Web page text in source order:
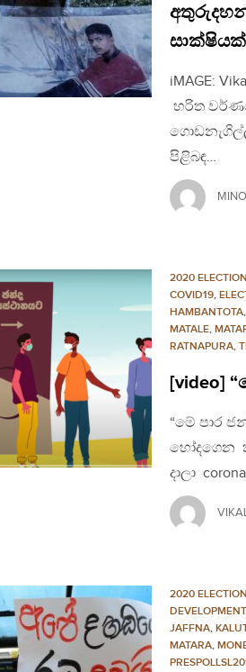
සාක්ෂියක්
iMAGE:
හරිත
පිළිබඳ…
2020
COVID19,
HAMBANTOTA,
MATALE,
RATNAPURA,
[video]
“මේ පාර
හෝදගෙන
දාලා
2020
JAFFNA,
MATARA,